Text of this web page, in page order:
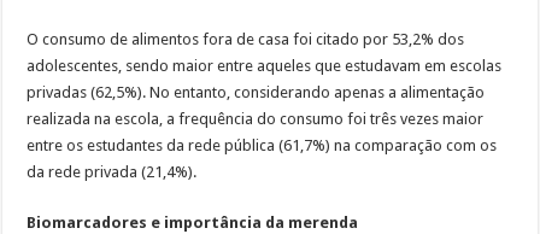
O consumo de alimentos fora de casa foi citado por 53,2% dos
adolescentes, sendo maior entre aqueles que estudavam em escolas
privadas (62,5%). No entanto, considerando apenas a alimentação
realizada na escola, a frequência do consumo foi três vezes maior
entre os estudantes da rede pública (61,7%) na comparação com os
da rede privada (21,4%).
Biomarcadores e importância da merenda